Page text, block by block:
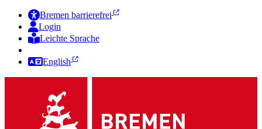
Bremen barrierefrei
Login
Leichte Sprache
English